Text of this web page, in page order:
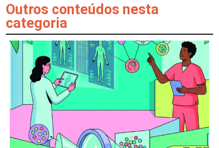
Outros conteúdos nesta
categoria